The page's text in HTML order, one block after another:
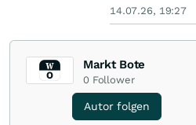
14.07.26, 19:27
Markt Bote
0 Follower
Autor folgen